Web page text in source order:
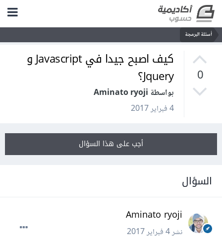
أسئلة البرمجة
0
كيف اصبح جيدا في Javascript و
Jquery؟
بواسطة Aminato ryoji
4 فبراير 2017
أجب على هذا السؤال
السؤال
Aminato ryoji
نشر4 فبراير 2017